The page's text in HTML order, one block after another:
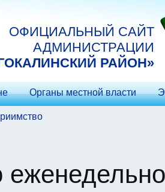
ОФИЦИАЛЬНЫЙ САЙТ
АДМИНИСТРАЦИИ
РАЙОН»
Органы местной власти